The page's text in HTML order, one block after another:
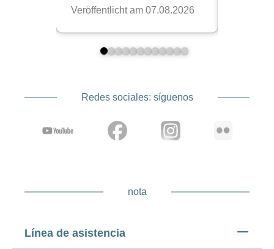
Redes sociales: síguenos
nota
Línea de asistencia